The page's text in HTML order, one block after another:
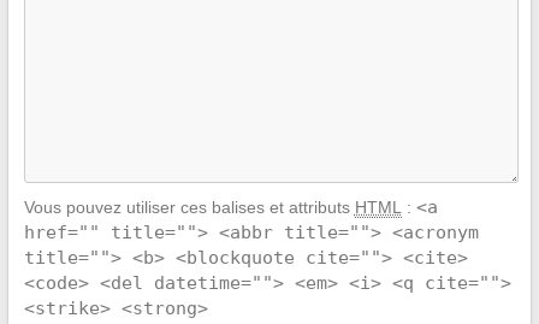
Vous pouvez utiliser ces balises et attributs HTML : <a
href="" title=""> <abbr title=""> <acronym
title=""> <b> <blockquote cite=""> <cite>
<code> <del datetime=""> <em> <i> <q cite="">
<strike> <strong>